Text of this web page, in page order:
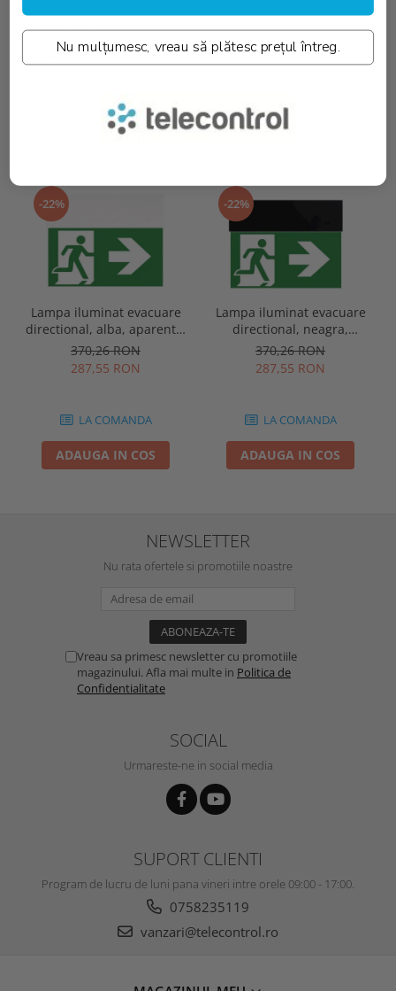
Review-uri(0)
PRODUSE SIMILARE
-22%
Lampa iluminat evacuare
directional, alba, aparenta,
3 ore, 3W, mentinut, test
automat, IP20, Intelight
370,26 RON
287,55 RON
LA COMANDA
ADAUGA IN COS
-22%
Lampa iluminat evacuare
directional, neagra,
aparenta, 3 ore, 3W,
mentinut, test automat,
370,26 RON
287,55 RON
LA COMANDA
ADAUGA IN COS
NEWSLETTER
Nu rata ofertele si promotiile noastre
Vreau sa primesc newsletter cu promotiile
magazinului. Afla mai multe in Politica de
Confidentialitate
SOCIAL
Urmareste-ne in social media
SUPORT CLIENTI
Program de lucru de luni pana vineri intre orele 09:00 - 17:00.
0758235119
vanzari@telecontrol.ro
Nu mulțumesc, vreau să plătesc prețul întreg.